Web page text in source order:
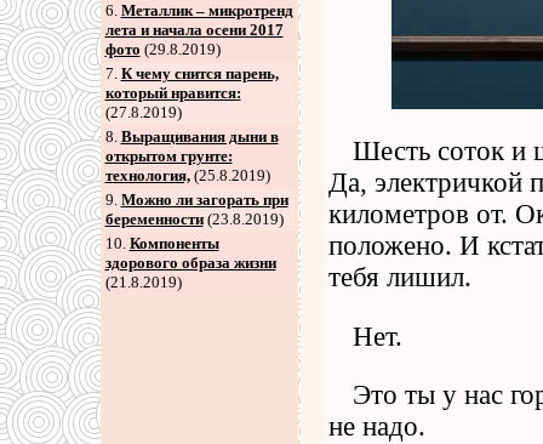
6. Металлик – микротренд
лета и начала осени 2017
фото (29.8.2019)
7. К чему снится парень,
который нравится:
(27.8.2019)
8. Выращивания дыни в
открытом грунте:
технология,(25.8.2019)
9. Можно ли загорать при
беременности(23.8.2019)
10. Компоненты
здорового образа жизни
(21.8.2019)
Шесть соток и
Да, электричкой
километров от.
положено. И
тебя лишил.
Нет.
Это ты у нас
не надо.